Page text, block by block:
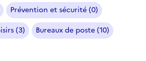
Prévention et sécurité (0)
(3)
Bureaux de poste (10)